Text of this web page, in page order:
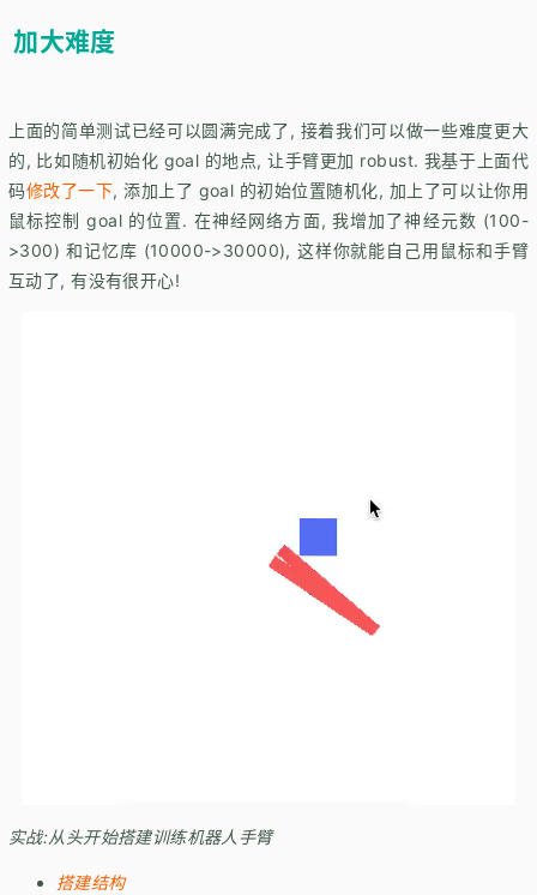
加大难度
上面的简单测试已经可以圆满完成了, 接着我们可以做一些难度更大
的, 比如随机初始化 goal 的地点, 让手臂更加 robust. 我基于上面代
码修改了一下, 添加上了 goal 的初始位置随机化, 加上了可以让你用
鼠标控制 goal 的位置. 在神经网络方面, 我增加了神经元数 (100-
>300) 和记忆库 (10000->30000), 这样你就能自己用鼠标和手臂
互动了, 有没有很开心!
实战:从头开始搭建训练机器人手臂
搭建结构